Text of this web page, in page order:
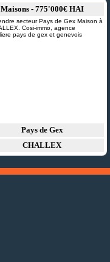
Maisons - 775'000€ HAI
Pays de Gex
CHALLEX